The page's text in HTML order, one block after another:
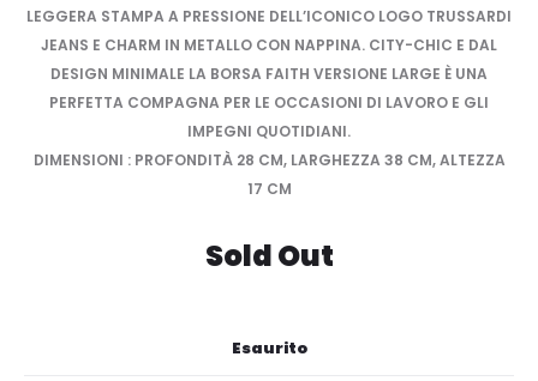
LEGGERA STAMPA A PRESSIONE DELL’ICONICO LOGO TRUSSARDI
JEANS E CHARM IN METALLO CON NAPPINA. CITY-CHIC E DAL
DESIGN MINIMALE LA BORSA FAITH VERSIONE LARGE È UNA
PERFETTA COMPAGNA PER LE OCCASIONI DI LAVORO E GLI
IMPEGNI QUOTIDIANI.
DIMENSIONI : PROFONDITÀ 28 CM, LARGHEZZA 38 CM, ALTEZZA
17 CM
Sold Out
Esaurito